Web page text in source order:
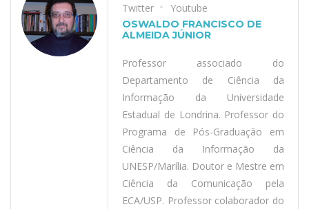
Twitter
Youtube
OSWALDO FRANCISCO DE
ALMEIDA JÚNIOR
Professor associado do
Departamento de Ciência da
Informação da Universidade
Estadual de Londrina. Professor do
Programa de Pós-Graduação em
Ciência da Informação da
UNESP/Marília. Doutor e Mestre em
Ciência da Comunicação pela
ECA/USP. Professor colaborador do